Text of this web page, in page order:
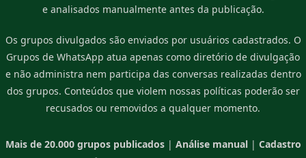
e analisados manualmente antes da publicação.
Os grupos divulgados são enviados por usuários cadastrados. O
Grupos de WhatsApp atua apenas como diretório de divulgação
e não administra nem participa das conversas realizadas dentro
dos grupos. Conteúdos que violem nossas políticas poderão ser
recusados ou removidos a qualquer momento.
Mais de 20.000 grupos publicados| Análise manual| Cadastro